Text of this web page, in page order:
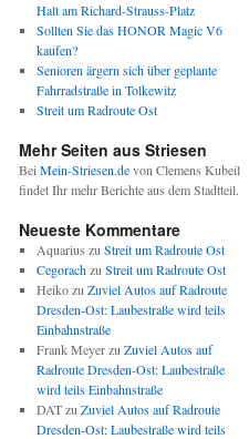
Halt am Richard-Strauss-Platz
Sollten Sie das HONOR Magic V6
kaufen?
Senioren ärgern sich über geplante
Fahrradstraße in Tolkewitz
Streit um Radroute Ost
Mehr Seiten aus Striesen
Bei Mein-Striesen.devon Clemens Kubeil
findet Ihr mehr Berichte aus dem Stadtteil.
Neueste Kommentare
Aquarius zu Streit um Radroute Ost
Cegorachzu Streit um Radroute Ost
Heikozu Zuviel Autos auf Radroute
Dresden-Ost: Laubestraße wird teils
Einbahnstraße
Frank Meyerzu Zuviel Autos auf
Radroute Dresden-Ost: Laubestraße
wird teils Einbahnstraße
DATzu Zuviel Autos auf Radroute
Dresden-Ost: Laubestraße wird teils